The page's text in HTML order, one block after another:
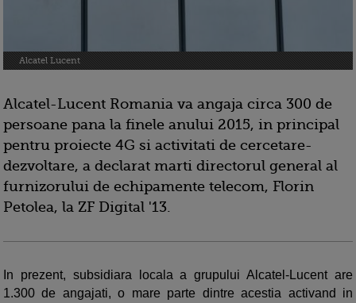
Alcatel Lucent
Alcatel-Lucent Romania va angaja circa 300 de
persoane pana la finele anului 2015, in principal
pentru proiecte 4G si activitati de cercetare-
dezvoltare, a declarat marti directorul general al
furnizorului de echipamente telecom, Florin
Petolea, la ZF Digital '13.
In prezent, subsidiara locala a grupului Alcatel-Lucent are
1.300 de angajati, o mare parte dintre acestia activand in